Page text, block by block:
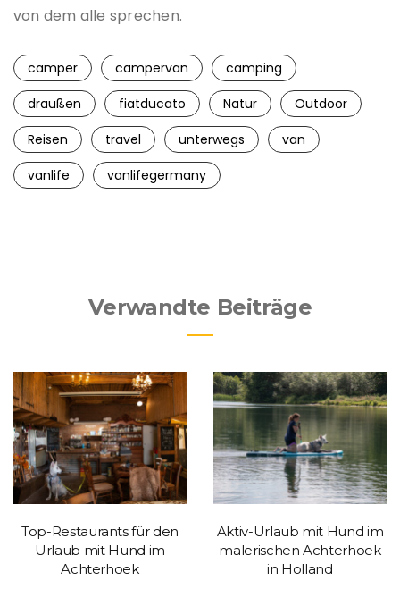
von dem alle sprechen.
camper campervan
camping
draußen
fiatducato Natur
Outdoor
Reisen
travel unterwegs
van
vanlife
vanlifegermany
Verwandte Beiträge
Top-Restaurants für den
Urlaub mit Hund im
Achterhoek
Aktiv-Urlaub mit Hund im
malerischen Achterhoek
in Holland